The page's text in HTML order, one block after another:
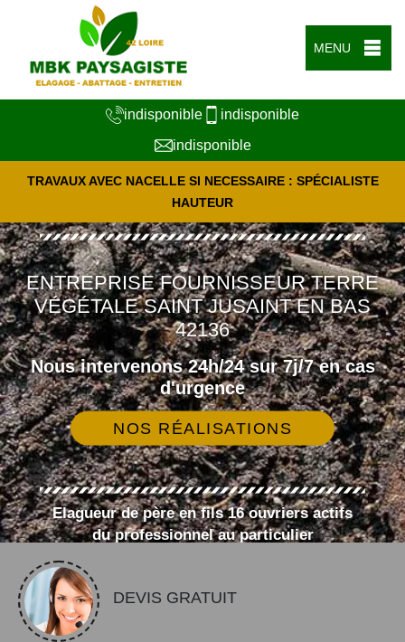
MENU
indisponible
indisponible
indisponible
TRAVAUX AVEC NACELLE SI NECESSAIRE : SPÉCIALISTE
HAUTEUR
ENTREPRISE FOURNISSEUR TERRE
VÉGÉTALE SAINT JUSAINT EN BAS
42136
Nous intervenons 24h/24 sur 7j/7 en cas
d'urgence
NOS RÉALISATIONS
Elagueur de père en fils 16 ouvriers actifs
du professionnel au particulier
DEVIS GRATUIT